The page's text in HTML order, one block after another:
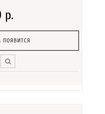
р.
ПОЯВИТСЯ